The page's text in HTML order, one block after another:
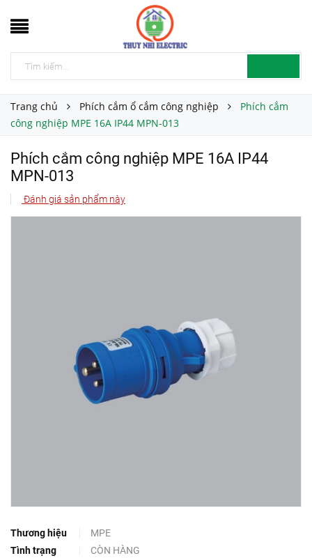
Trang chủ Phích cắm ổ cắm công nghiệp
Phích cắm
công nghiệp MPE 16A IP44 MPN-013
Phích cắm công nghiệp MPE 16A IP44
MPN-013
Đánh giá sản phẩm này
Thương hiệu
MPE
Tình trạng
CÒN HÀNG